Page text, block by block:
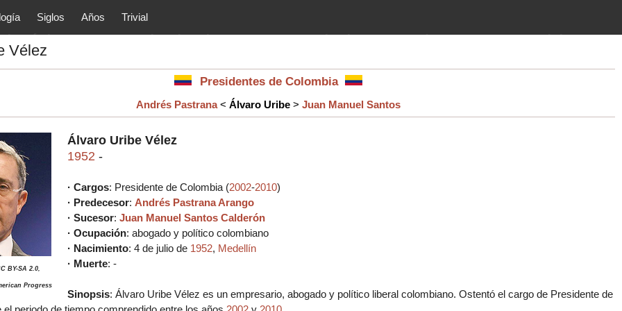
y principales acontecimientos (guerras, gobiernos,
arte, cultura, etc.) de la historia de la humanidad desde el
Siglos Años Trivial
Vélez
Presidentes de Colombia
Andrés Pastrana< Álvaro Uribe > Juan Manuel Santos
BY-SA 2.0,
Progress
Álvaro Uribe Vélez
1952 -
· Cargos: Presidente de Colombia (2002-2010)
· Predecesor: Andrés Pastrana Arango
· Sucesor: Juan Manuel Santos Calderón
· Ocupación: abogado y político colombiano
· Nacimiento: 4 de julio de 1952, Medellín
· Muerte: -
Sinopsis: Álvaro Uribe Vélez es un empresario, abogado y político liberal colombiano. Ostentó el cargo de Presidente de